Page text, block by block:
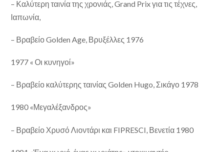
– Καλύτερη ταινία της χρονιάς, Grand Prix για τις τέχνες,
Ιαπωνία,
– Βραβείο Golden Age, Βρυξέλλες 1976
1977 « Οι κυνηγοί»
– Βραβείο καλύτερης ταινίας Golden Hugo, Σικάγο 1978
1980 «Μεγαλέξανδρος»
– Βραβείο Χρυσό Λιοντάρι και FIPRESCI, Βενετία 1980